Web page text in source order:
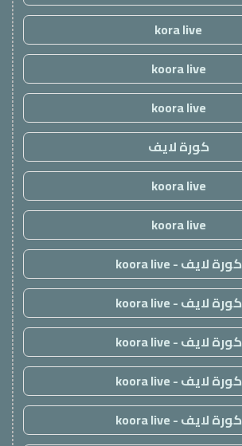
kora live
koora live
koora live
كورة لايف
koora live
koora live
كورة لايف - koora live
كورة لايف - koora live
كورة لايف - koora live
كورة لايف - koora live
كورة لايف - koora live